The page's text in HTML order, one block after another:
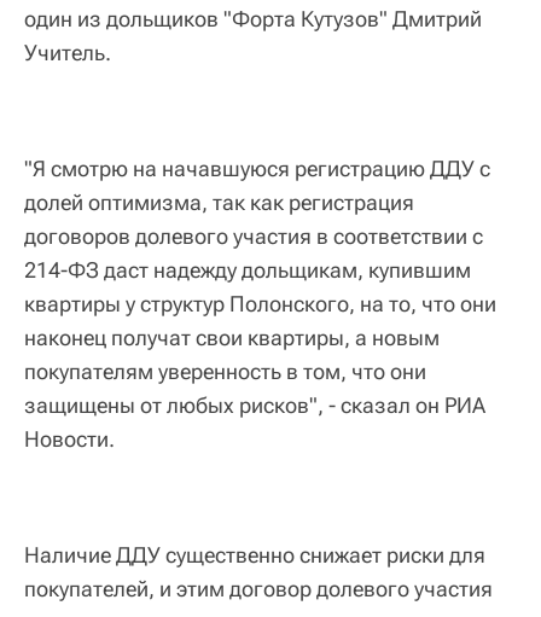
один из дольщиков "Форта Кутузов" Дмитрий
Учитель.
"Я смотрю на начавшуюся регистрацию ДДУ с
долей оптимизма, так как регистрация
договоров долевого участия в соответствии с
214-ФЗ даст надежду дольщикам, купившим
квартиры у структур Полонского, на то, что они
наконец получат свои квартиры, а новым
покупателям уверенность в том, что они
защищены от любых рисков", - сказал он РИА
Новости.
Наличие ДДУ существенно снижает риски для
покупателей, и этим договор долевого участия